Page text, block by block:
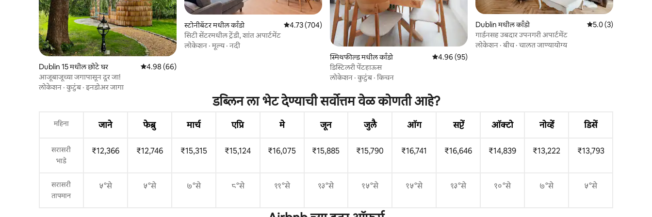
Dublin 15 मधील छोटे घर 5 पैकी 4.98 सरासरी रेटिंग, 66 रिव्ह्यूज
4.98 (66)
आजूबाजूच्या जगापासून दूर जा!
लोकेशन ·कुटुंब·इनडोअर जागा
स्टोनीबॅटर मधील काँडो 5 पैकी 4.73 सरासरी रेटिंग, 704 रिव्ह्यूज
4.73 (704)
सिटी सेंटरमधील ट्रेंडी, शांत अपार्टमेंट
लोकेशन ·मूल्य·नदी
स्मिथफील्ड मधील काँडो 5 पैकी 4.96 सरासरी रेटिंग, 95 रिव्ह्यूज
4.96 (95)
डिस्टिलरी पेंटहाऊस
लोकेशन ·कुटुंब·किचन
Dublin मधील काँडो 5 पैकी 5.0 सरासरी
5.0 (3)
गार्डनसह उबदार उपनगरी अपार्टमेंट
लोकेशन ·बीच·चालत जाण्यायोग्य
डब्लिन ला भेट देण्याची सर्वोत्तम वेळ कोणती आहे?
महिना जाने फेब्रु मार्च एप्रि मे जून जुलै ऑग सप्टें ऑक्टो नोव्हें डिसें
सरासरी
भाडे
₹12,366 ₹12,746 ₹15,315 ₹15,124 ₹16,075 ₹15,885 ₹15,790 ₹16,741 ₹16,646 ₹14,839 ₹13,222 ₹13,793
सरासरी
तापमान
५°से ५°से ७°से ८°से ११°से १३°से १५°से १५°से १३°से १०°से ७°से ५°से